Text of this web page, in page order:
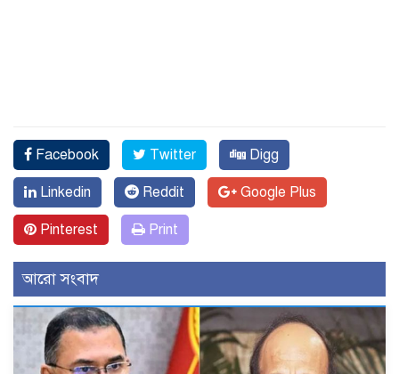
Facebook Twitter Digg
Linkedin Reddit Google Plus
Pinterest Print
আরো সংবাদ